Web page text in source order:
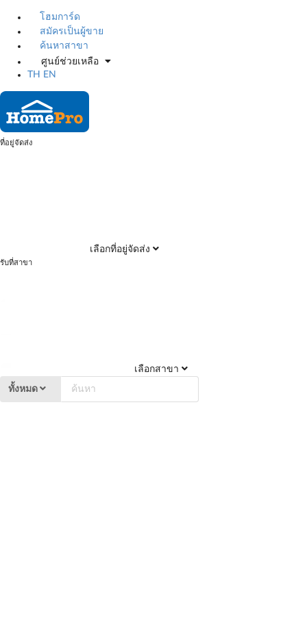
โฮมการ์ด
สมัครเป็นผู้ขาย
ค้นหาสาขา
ศูนย์ช่วยเหลือ
TH
EN
ที่อยู่จัดส่ง
เลือกที่อยู่จัดส่ง
รับที่สาขา
เลือกสาขา
ทั้งหมด